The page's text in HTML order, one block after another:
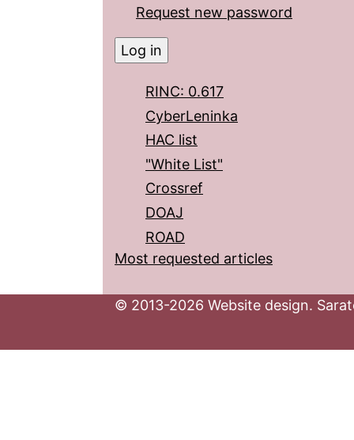
Request new password
RINC: 0.617
CyberLeninka
HAC list
"White List"
Crossref
DOAJ
ROAD
Most requested articles
© 2013-2026 Website design.